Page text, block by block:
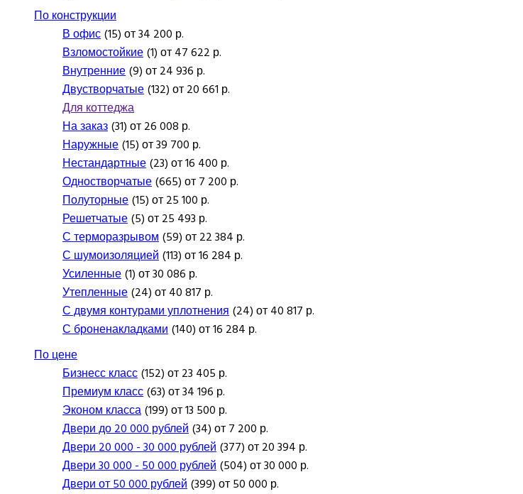
По конструкции
В офис(15) от 34 200 р.
Взломостойкие(1) от 47 622 р.
Внутренние(9) от 24 936 р.
Двустворчатые(132) от 20 661 р.
Для коттеджа
На заказ(31) от 26 008 р.
Наружные(15) от 39 700 р.
Нестандартные(23) от 16 400 р.
Одностворчатые(665) от 7 200 р.
Полуторные(15) от 25 100 р.
Решетчатые(5) от 25 493 р.
С терморазрывом(59) от 22 384 р.
С шумоизоляцией(113) от 16 284 р.
Усиленные(1) от 30 086 р.
Утепленные(24) от 40 817 р.
С двумя контурами уплотнения(24) от 40 817 р.
С броненакладками(140) от 16 284 р.
По цене
Бизнесс класс(152) от 23 405 р.
Премиум класс(63) от 34 196 р.
Эконом класса(199) от 13 500 р.
Двери до 20 000 рублей(34) от 7 200 р.
Двери 20 000 - 30 000 рублей(377) от 20 394 р.
Двери 30 000 - 50 000 рублей(504) от 30 000 р.
Двери от 50 000 рублей(399) от 50 000 р.